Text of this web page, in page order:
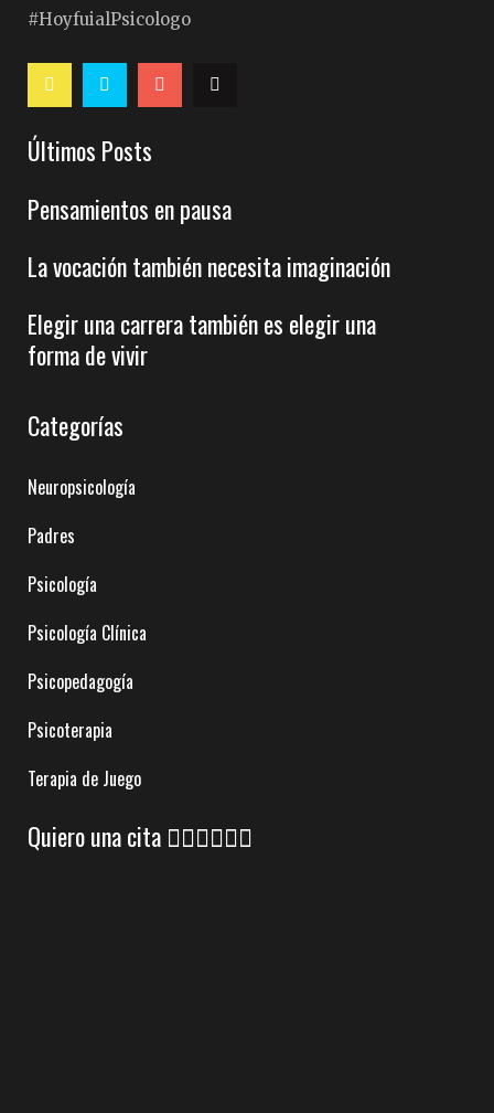
#HoyfuialPsicologo
Últimos Posts
Pensamientos en pausa
La vocación también necesita imaginación
Elegir una carrera también es elegir una
forma de vivir
Categorías
Neuropsicología
Padres
Psicología
Psicología Clínica
Psicopedagogía
Psicoterapia
Terapia de Juego
Quiero una cita 👇🏼👇🏼👇🏼